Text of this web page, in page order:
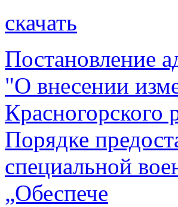
скачать
Постановление
"О внесении
Порядке
специальной
„Обеспече